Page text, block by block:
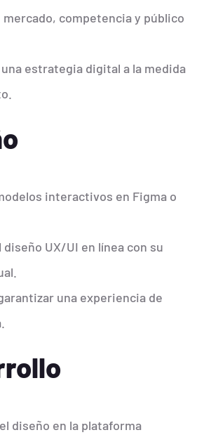
competencia y público
estrategia digital a la medida
interactivos en Figma o
diseño UX/UI en línea con su
una experiencia de
diseño en la plataforma